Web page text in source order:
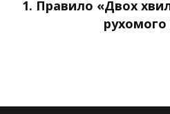
1. Правило «Двох
рухомого